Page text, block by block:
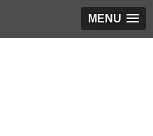
MENU